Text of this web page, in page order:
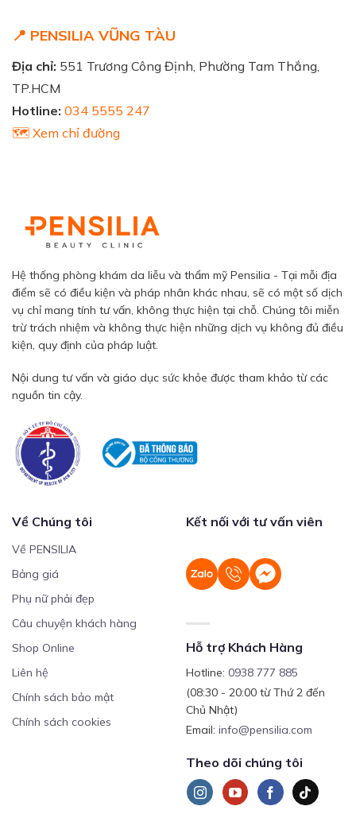
📍 PENSILIA VŨNG TÀU
Địa chỉ: 551 Trương Công Định, Phường Tam Thắng,
TP.HCM
Hotline: 034 5555 247
🗺️ Xem chỉ đường
Hệ thống phòng khám da liễu và thẩm mỹ Pensilia - Tại mỗi địa
điểm sẽ có điều kiện và pháp nhân khác nhau, sẽ có một số dịch
vụ chỉ mang tính tư vấn, không thực hiện tại chỗ. Chúng tôi miễn
trừ trách nhiệm và không thực hiện những dịch vụ không đủ điều
kiện, quy định của pháp luật.
Nội dung tư vấn và giáo dục sức khỏe được tham khảo từ các
nguồn tin cậy.
Về Chúng tôi
Về PENSILIA
Bảng giá
Phụ nữ phải đẹp
Câu chuyện khách hàng
Shop Online
Liên hệ
Chính sách bảo mật
Chính sách cookies
Kết nối với tư vấn viên
Hỗ trợ Khách Hàng
Hotline: 0938 777 885
(08:30 - 20:00 từ Thứ 2 đến
Chủ Nhật)
Email: info@pensilia.com
Theo dõi chúng tôi